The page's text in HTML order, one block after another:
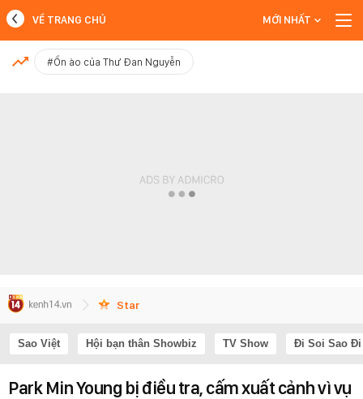
MỚI NHẤT
VỀ TRANG CHỦ MỚI NHẤT
#Ồn ào của Thư Đan Nguyễn
Star
Sao Việt Hội bạn thân Showbiz TV Show Đi Soi Sao Đi
Park Min Young bị điều tra, cấm xuất cảnh vì vụ